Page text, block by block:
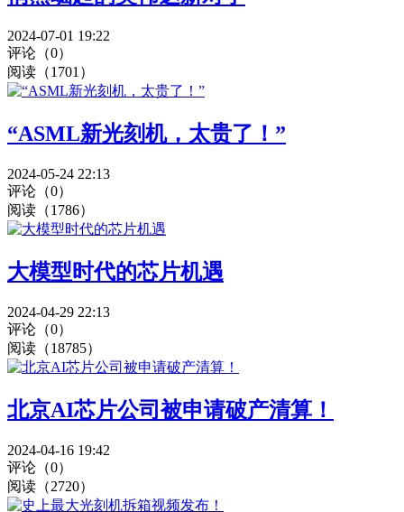
2024-07-01 19:22
评论（0）
阅读（1701）
“ASML新光刻机，太贵了！”
2024-05-24 22:13
评论（0）
阅读（1786）
大模型时代的芯片机遇
2024-04-29 22:13
评论（0）
阅读（18785）
北京AI芯片公司被申请破产清算！
2024-04-16 19:42
评论（0）
阅读（2720）